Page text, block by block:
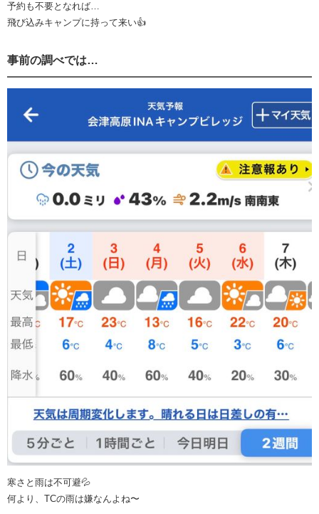
予約も不要となれば…
飛び込みキャンプに持って来い👍
事前の調べでは…
寒さと雨は不可避💦
何より、TCの雨は嫌なんよね〜